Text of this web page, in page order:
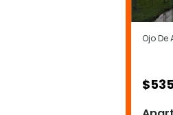
Ojo De
$